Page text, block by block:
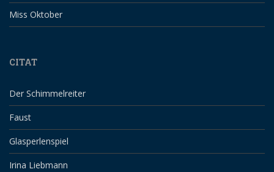
Miss Oktober
CITAT
Der Schimmelreiter
Faust
Glasperlenspiel
Irina Liebmann